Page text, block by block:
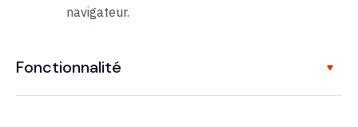
navigateur.
Fonctionnalité